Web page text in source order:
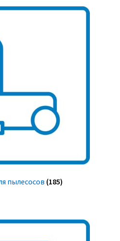
пылесосов (185)